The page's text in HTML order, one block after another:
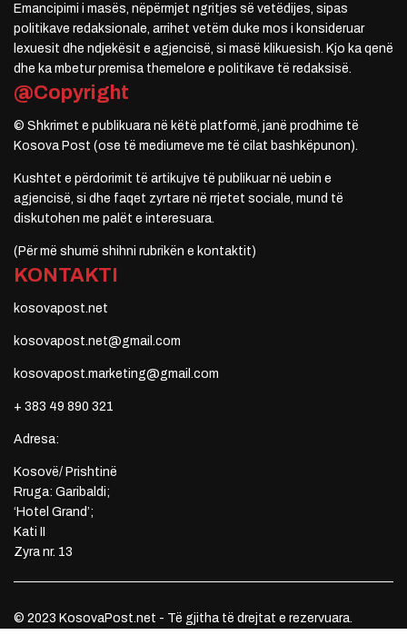
Emancipimi i masës, nëpërmjet ngritjes së vetëdijes, sipas
politikave redaksionale, arrihet vetëm duke mos i konsideruar
lexuesit dhe ndjekësit e agjencisë, si masë klikuesish. Kjo ka qenë
dhe ka mbetur premisa themelore e politikave të redaksisë.
@Copyright
© Shkrimet e publikuara në këtë platformë, janë prodhime të
Kosova Post (ose të mediumeve me të cilat bashkëpunon).
Kushtet e përdorimit të artikujve të publikuar në uebin e
agjencisë, si dhe faqet zyrtare në rrjetet sociale, mund të
diskutohen me palët e interesuara.
(Për më shumë shihni rubrikën e kontaktit)
KONTAKTI
kosovapost.net
kosovapost.net@gmail.com
kosovapost.marketing@gmail.com
+ 383 49 890 321
Adresa:
Kosovë/ Prishtinë
Rruga: Garibaldi;
‘Hotel Grand’;
Kati II
Zyra nr. 13
© 2023 KosovaPost.net - Të gjitha të drejtat e rezervuara.